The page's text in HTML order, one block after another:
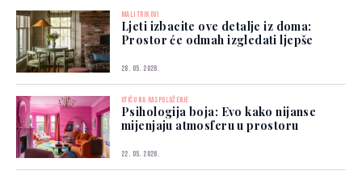
MALI TRIKOVI
Ljeti izbacite ove detalje iz doma:
Prostor će odmah izgledati ljepše
28. 05. 2026.
UTIČU NA RASPOLOŽENJE
Psihologija boja: Evo kako nijanse
mijenjaju atmosferu u prostoru
22. 05. 2026.